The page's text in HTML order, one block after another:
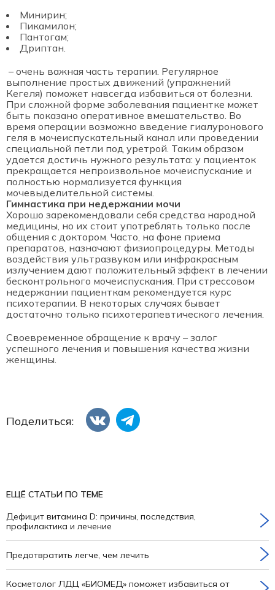
Минирин;
Пикамилон;
Пантогам;
Дриптан.
Хорошо зарекомендовали себя средства народной
медицины, но их стоит употреблять только после
общения с доктором. Часто, на фоне приема
препаратов, назначают физиопроцедуры. Методы
воздействия ультразвуком или инфракрасным
излучением дают положительный эффект в лечении
бесконтрольного мочеиспускания. При стрессовом
недержании пациенткам рекомендуется курс
психотерапии. В некоторых случаях бывает
достаточно только психотерапевтического лечения.
Гимнастика при недержании мочи
– очень важная часть терапии. Регулярное
выполнение простых движений (упражнений
Кегеля) поможет навсегда избавиться от болезни.
При сложной форме заболевания пациентке может
быть показано оперативное вмешательство. Во
время операции возможно введение гиалуронового
геля в мочеиспускательный канал или проведении
специальной петли под уретрой. Таким образом
удается достичь нужного результата: у пациенток
прекращается непроизвольное мочеиспускание и
полностью нормализуется функция
мочевыделительной системы.
Своевременное обращение к врачу – залог
успешного лечения и повышения качества жизни
женщины.
Поделиться:
ЕЩЁ СТАТЬИ ПО ТЕМЕ
Дефицит витамина D: причины, последствия,
профилактика и лечение
Предотвратить легче, чем лечить
Косметолог ЛДЦ «БИОМЕД» поможет избавиться от